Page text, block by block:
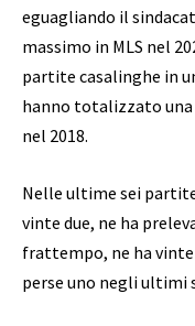
eguagliando il
massimo in MLS nel
partite casalinghe in
hanno totalizzato una
nel 2018.
Nelle ultime sei
vinte due, ne ha
frattempo, ne ha vinte
perse uno negli ultimi